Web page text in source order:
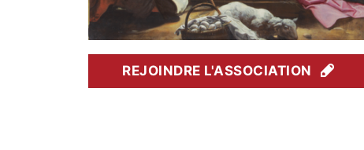
REJOINDRE L'ASSOCIATION